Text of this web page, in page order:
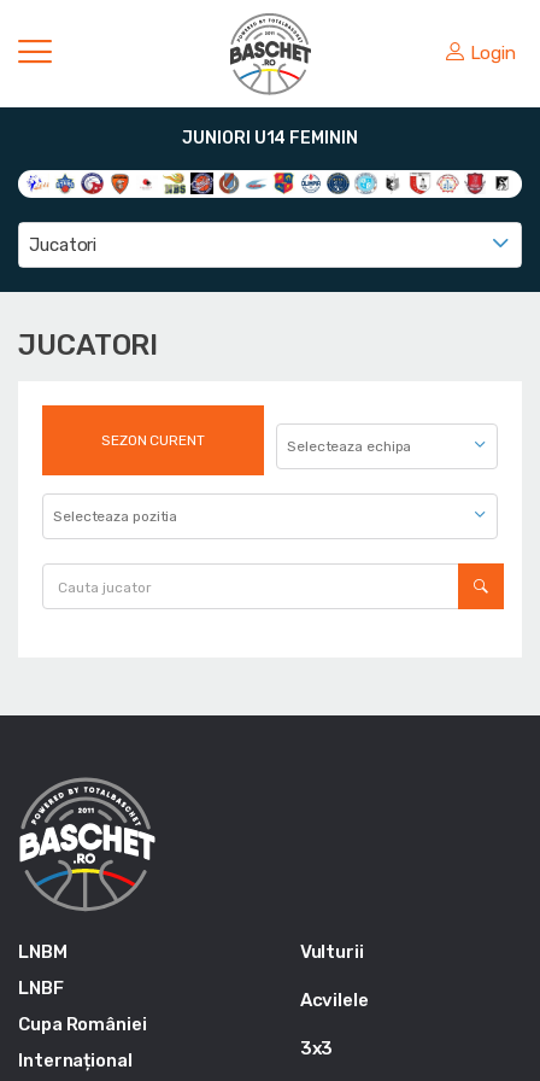
Login
JUNIORI U14 FEMININ
Jucatori
JUCATORI
SEZON CURENT Selecteaza echipa
Selecteaza pozitia
LNBM
LNBF
Cupa României
Internațional
Vulturii
Acvilele
3x3